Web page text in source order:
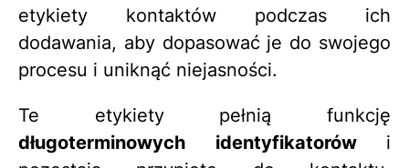
etykiety kontaktów podczas ich
dodawania, aby dopasować je do swojego
procesu i uniknąć niejasności.
Te etykiety pełnią funkcję
długoterminowych
identyfikatorówi